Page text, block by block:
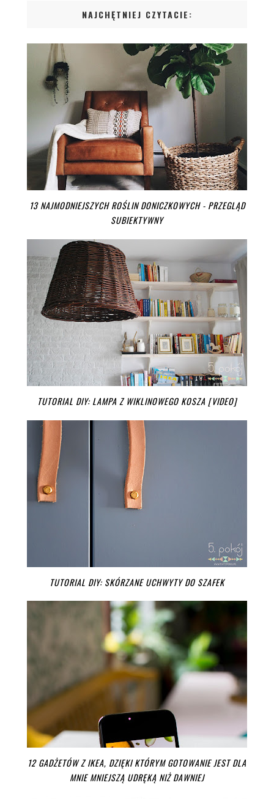
NAJCHĘTNIEJ CZYTACIE:
13 NAJMODNIEJSZYCH ROŚLIN DONICZKOWYCH - PRZEGLĄD
SUBIEKTYWNY
TUTORIAL DIY: LAMPA Z WIKLINOWEGO KOSZA [VIDEO]
TUTORIAL DIY: SKÓRZANE UCHWYTY DO SZAFEK
12 GADŻETÓW Z IKEA, DZIĘKI KTÓRYM GOTOWANIE JEST DLA
MNIE MNIEJSZĄ UDRĘKĄ NIŻ DAWNIEJ